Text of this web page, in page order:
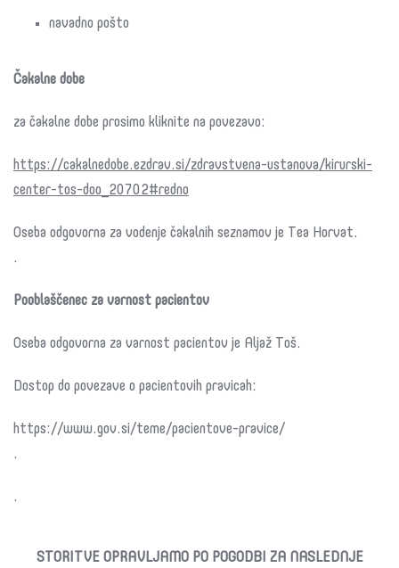
navadno pošto
Čakalne dobe
za čakalne dobe prosimo kliknite na povezavo:
https://cakalnedobe.ezdrav.si/zdravstvena-ustanova/kirurski-
center-tos-doo_20702#redno
Oseba odgovorna za vodenje čakalnih seznamov je Tea Horvat.
.
Pooblaščenec za varnost pacientov
Oseba odgovorna za varnost pacientov je Aljaž Toš.
Dostop do povezave o pacientovih pravicah:
https://www.gov.si/teme/pacientove-pravice/
.
.
STORITVE OPRAVLJAMO PO POGODBI ZA NASLEDNJE